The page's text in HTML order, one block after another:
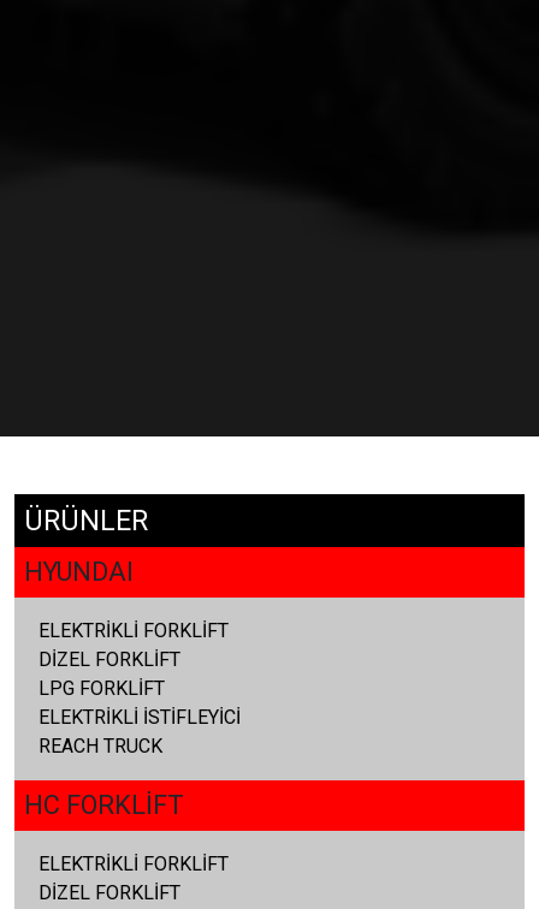
ÜRÜNLER
HYUNDAI
ELEKTRİKLİ FORKLİFT
DİZEL FORKLİFT
LPG FORKLİFT
ELEKTRİKLİ İSTİFLEYİCİ
REACH TRUCK
HC FORKLİFT
ELEKTRİKLİ FORKLİFT
DİZEL FORKLİFT